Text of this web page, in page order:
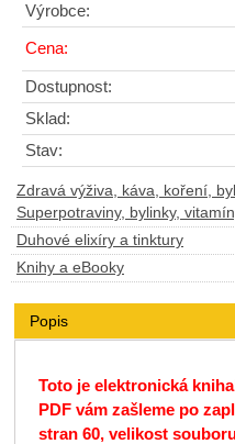
Výrobce:
Cena:
Dostupnost:
Sklad:
Stav:
Zdravá výživa, káva, koření,
Superpotraviny, bylinky,
Duhové elixíry a tinktury
Knihy a eBooky
Popis
Toto je elektronická
PDF vám zašleme po
stran 60, velikost